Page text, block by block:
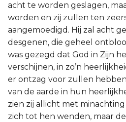
acht te worden geslagen,
worden en zij zullen ten
aangemoedigd. Hij zal acht
desgenen, die geheel ontbloot
was gezegd dat God in Zijn
verschijnen, in zo’n
er ontzag voor zullen
van de aarde in hun
zien zij allicht met
zich tot hen wenden, maar